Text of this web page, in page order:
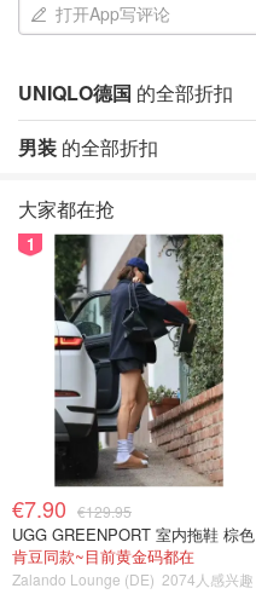
打开App写评论
UNIQLO德国 的全部折扣
男装 的全部折扣
大家都在抢
1
€7.90 €129.95
UGG GREENPORT 室内拖鞋 棕色
肯豆同款~目前黄金码都在
Zalando Lounge (DE) 2074人感兴趣